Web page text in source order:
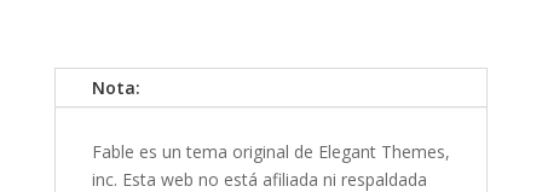
Nota:
Fable es un tema original de Elegant Themes,
inc. Esta web no está afiliada ni respaldada